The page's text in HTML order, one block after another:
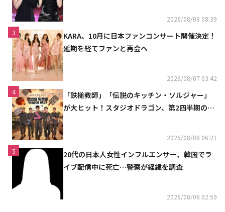
2026/08/08 08:39
3
KARA、10月に日本ファンコンサート開催決定！
延期を経てファンと再会へ
2026/08/07 03:42
4
「鉄槌教師」「伝説のキッチン・ソルジャー」
が大ヒット！スタジオドラゴン、第2四半期の売
2026/08/08 06:21
5
20代の日本人女性インフルエンサー、韓国でラ
イブ配信中に死亡…警察が経緯を調査
2026/08/06 02:59